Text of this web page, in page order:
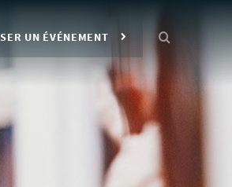
UN ÉVÉNEMENT